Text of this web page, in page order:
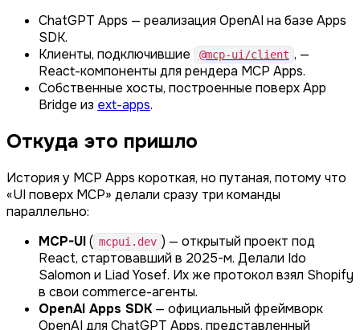
ChatGPT Apps — реализация OpenAI на базе Apps
SDK.
Клиенты, подключившие
@mcp-ui/client , —
React-компоненты для рендера MCP Apps.
Собственные хосты, построенные поверх App
Bridge из ext-apps.
Откуда это пришло
История у MCP Apps короткая, но путаная, потому что
«UI поверх MCP» делали сразу три команды
параллельно:
MCP-UI( mcpui.dev ) — открытый проект под
React, стартовавший в 2025-м. Делали Ido
Salomon и Liad Yosef. Их же протокол взял Shopify
в свои commerce-агенты.
OpenAI Apps SDK— официальный фреймворк
OpenAI для ChatGPT Apps, представленный